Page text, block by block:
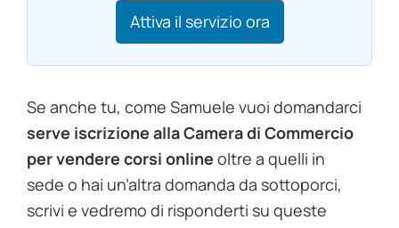
Attiva il servizio ora
Se anche tu, come Samuele vuoi domandarci
serve iscrizione alla Camera di Commercio
per vendere corsi online oltre a quelli in
sede o hai un’altra domanda da sottoporci,
scrivi e vedremo di risponderti su queste